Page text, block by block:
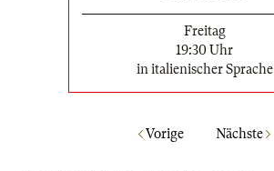
Freitag
19:30 Uhr
in italienischer Sprache
Vorige Nächste